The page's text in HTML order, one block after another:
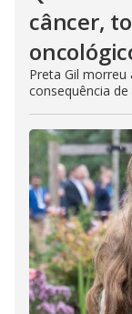
câncer,
Preta Gil
consequência